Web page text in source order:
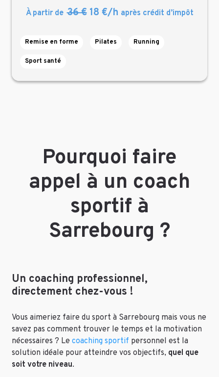
À partir de 36 €18 €/h après crédit d’impôt
Remise en forme Pilates Running
Sport santé
Pourquoi faire
appel à un coach
sportif à
Sarrebourg ?
Un coaching professionnel,
directement chez-vous !
Vous aimeriez faire du sport à Sarrebourg mais vous ne
savez pas comment trouver le temps et la motivation
nécessaires ? Le coaching sportif personnel est la
solution idéale pour atteindre vos objectifs, quel que
soit votre niveau.